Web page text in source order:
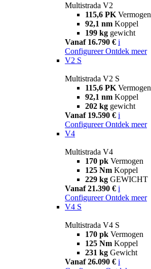
Multistrada V2
115,6 PK Vermogen
92,1 nm Koppel
199 kg gewicht
Vanaf 16.790 € i
Configureer Ontdek meer
V2 S
Multistrada V2 S
115,6 PK Vermogen
92,1 nm Koppel
202 kg gewicht
Vanaf 19.590 € i
Configureer Ontdek meer
V4
Multistrada V4
170 pk Vermogen
125 Nm Koppel
229 kg GEWICHT
Vanaf 21.390 € i
Configureer Ontdek meer
V4 S
Multistrada V4 S
170 pk Vermogen
125 Nm Koppel
231 kg Gewicht
Vanaf 26.090 € i